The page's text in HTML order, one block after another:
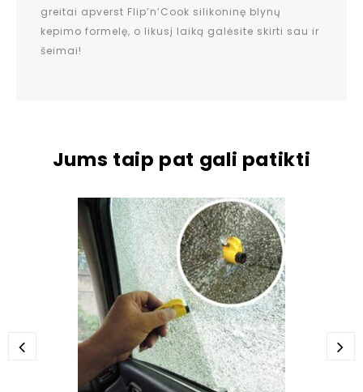
greitai apverst Flip’n’Cook silikoninę blynų
kepimo formelę, o likusį laiką galėsite skirti sau ir
šeimai!
Jums taip pat gali patikti